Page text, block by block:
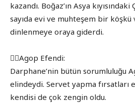
kazandı. Boğaz’ın Asya
sayıda evi ve muhteşem bir köşkü
dinlenmeye oraya giderdi.
👉🏾Agop Efendi:
Darphane’nin bütün sorumluluğu
elindeydi. Servet yapma fırsatları
kendisi de çok zengin oldu.